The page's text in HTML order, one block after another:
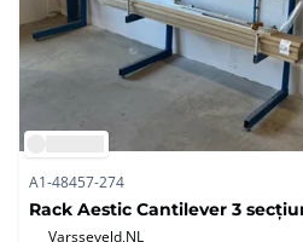
A1-48457-274
Rack Aestic Cantilever 3
Varsseveld,NL